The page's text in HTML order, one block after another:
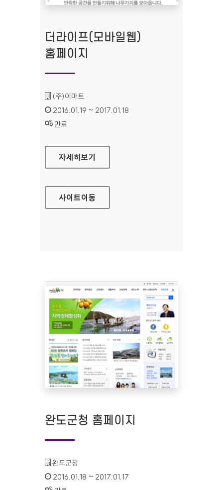
더라이프(모바일웹)
홈페이지
기관명 :
(주)이마트
인증기간 :
2016.01.19 ~ 2017.01.18
상태 :
만료
더라이프(모바일웹) 홈페이지
자세히보기
사이트이동
완도군청 홈페이지
기관명 :
완도군청
인증기간 :
2016.01.18 ~ 2017.01.17